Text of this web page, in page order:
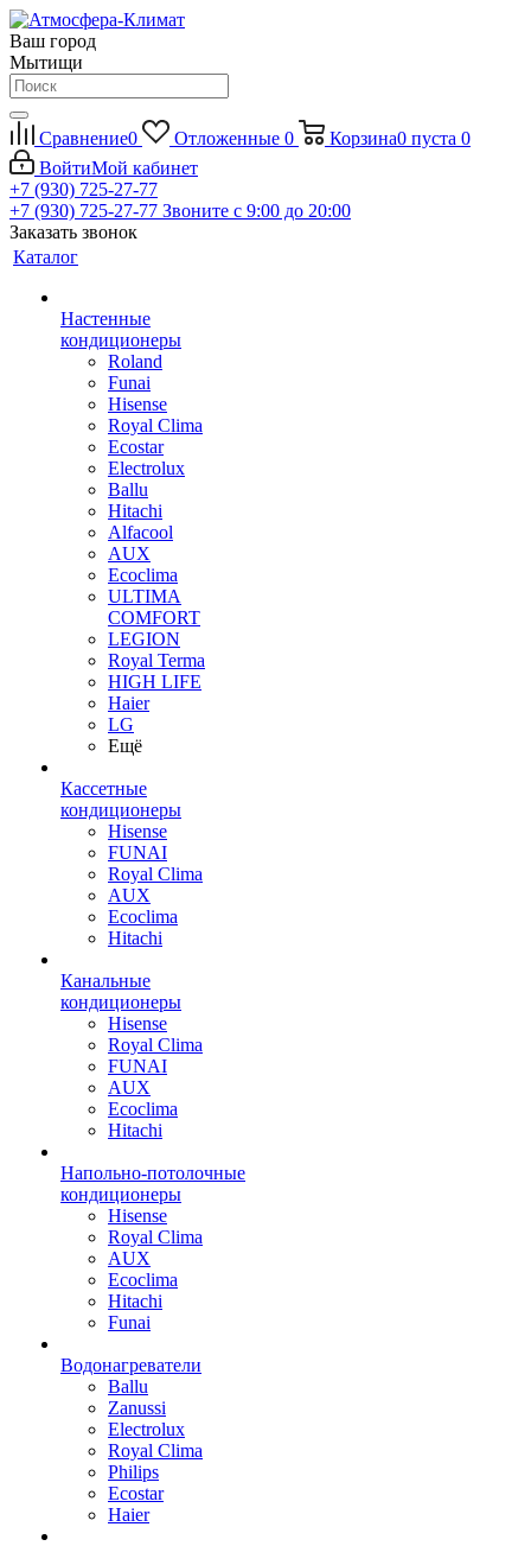
Ваш город
Мытищи
Сравнение0 Отложенные 0 Корзина0 пуста 0
ВойтиМой кабинет
+7 (930) 725-27-77
+7 (930) 725-27-77 Звоните с 9:00 до 20:00
Заказать звонок
Каталог
Настенные
кондиционеры
Roland
Funai
Hisense
Royal Clima
Ecostar
Electrolux
Ballu
Hitachi
Alfacool
AUX
Ecoclima
ULTIMA
COMFORT
LEGION
Royal Terma
HIGH LIFE
Haier
LG
Ещё
Кассетные
кондиционеры
Hisense
FUNAI
Royal Clima
AUX
Ecoclima
Hitachi
Канальные
кондиционеры
Hisense
Royal Clima
FUNAI
AUX
Ecoclima
Hitachi
Напольно-потолочные
кондиционеры
Hisense
Royal Clima
AUX
Ecoclima
Hitachi
Funai
Водонагреватели
Ballu
Zanussi
Electrolux
Royal Clima
Philips
Ecostar
Haier